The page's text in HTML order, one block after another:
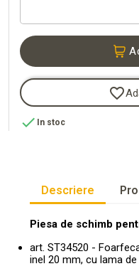
favorite_border
 In stoc
Descriere
Piesa de schimb
art. ST34520 -
inel 20 mm, cu lama